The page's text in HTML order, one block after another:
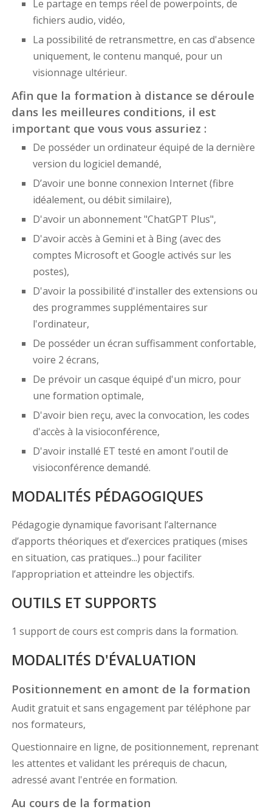
Le partage en temps réel de powerpoints, de
fichiers audio, vidéo,
La possibilité de retransmettre, en cas d'absence
uniquement, le contenu manqué, pour un
visionnage ultérieur.
Afin que la formation à distance se déroule
dans les meilleures conditions, il est
important que vous vous assuriez :
De posséder un ordinateur équipé de la dernière
version du logiciel demandé,
D’avoir une bonne connexion Internet (fibre
idéalement, ou débit similaire),
D'avoir un abonnement "ChatGPT Plus",
D'avoir accès à Gemini et à Bing (avec des
comptes Microsoft et Google activés sur les
postes),
D'avoir la possibilité d'installer des extensions ou
des programmes supplémentaires sur
l'ordinateur,
De posséder un écran suffisamment confortable,
voire 2 écrans,
De prévoir un casque équipé d'un micro, pour
une formation optimale,
D'avoir bien reçu, avec la convocation, les codes
d'accès à la visioconférence,
D'avoir installé ET testé en amont l'outil de
visioconférence demandé.
MODALITÉS PÉDAGOGIQUES
Pédagogie dynamique favorisant l’alternance
d’apports théoriques et d’exercices pratiques (mises
en situation, cas pratiques...) pour faciliter
l’appropriation et atteindre les objectifs.
OUTILS ET SUPPORTS
1 support de cours est compris dans la formation.
MODALITÉS D'ÉVALUATION
Positionnement en amont de la formation
Audit gratuit et sans engagement par téléphone par
nos formateurs,
Questionnaire en ligne, de positionnement, reprenant
les attentes et validant les prérequis de chacun,
adressé avant l'entrée en formation.
Au cours de la formation